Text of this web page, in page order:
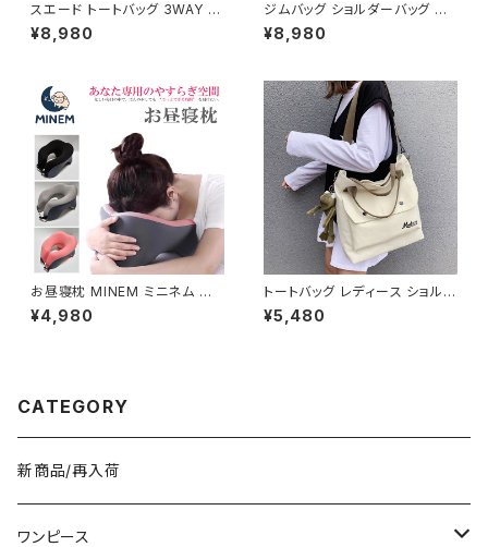
スエード トートバッグ 3WAY シ
ョルダーバッグ レディース バッ
グ 斜めがけ 軽量 A4収納 大容
おしゃれ 通勤通学 黒 茶色 ダー
クブラウン K-B0204
¥8,980
ジムバッグ ショルダーバッグ ボ
ディバッグ マグネット メンズ レ
ディース バッグ ボトルホルダー
トネス 韓国 ファッション オフィ
スカジュアル サッカー バスケ 野
球 運動 散歩 学生 部活 お洒落
磁気 撥水 防水 通勤 通学 男女
兼用 春 夏 秋 冬 春夏 秋冬 大
人 子供 K-B0179
¥8,980
お昼寝枕 MINEM ミニネム 仮
眠枕 うつぶせ枕 ネックピロー
洗える 軽量 通気性 机 デスク
C-ASS0003
¥4,980
トートバッグ レディース ショルダ
ーバッグ 春夏 秋冬 春 夏 秋 冬
黒 バッグ 大容量 キャンバス ト
ク アイボリー 学校 カレッジコ
¥5,480
CATEGORY
新商品/再入荷
ワンピース